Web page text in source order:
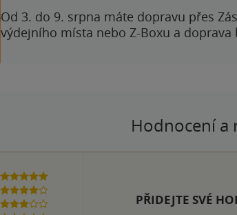
Od 3. do 9. srpna máte dopravu přes
výdejního místa nebo Z-Boxu a doprava
Hodnocení a
5 hvězdiček
4 hvězdičky
3 hvězdičky
PŘIDEJTE SVÉ